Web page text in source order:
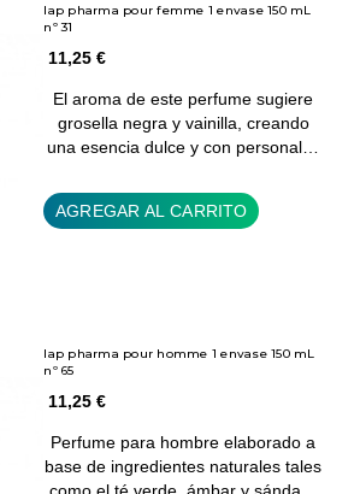
Iap pharma pour femme 1 envase 150 mL
nº 31
11,25 €
El aroma de este perfume sugiere
grosella negra y vainilla, creando
una esencia dulce y con personal…
AGREGAR AL CARRITO
Iap pharma pour homme 1 envase 150 mL
nº 65
11,25 €
Perfume para hombre elaborado a
base de ingredientes naturales tales